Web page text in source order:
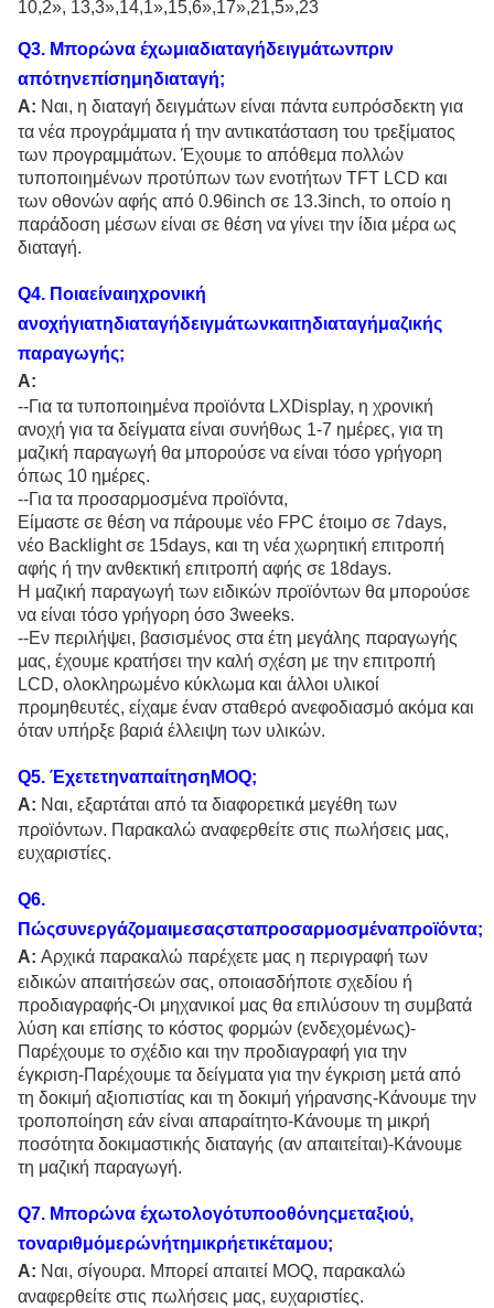
10,2», 13,3»,14,1»,15,6»,17»,21,5»,23
Q3. Μπορώνα έχωμιαδιαταγήδειγμάτωνπριν
απότηνεπίσημηδιαταγή;
Α: Ναι, η διαταγή δειγμάτων είναι πάντα ευπρόσδεκτη για
τα νέα προγράμματα ή την αντικατάσταση του τρεξίματος
των προγραμμάτων. Έχουμε το απόθεμα πολλών
τυποποιημένων προτύπων των ενοτήτων TFT LCD και
των οθονών αφής από 0.96inch σε 13.3inch, το οποίο η
παράδοση μέσων είναι σε θέση να γίνει την ίδια μέρα ως
διαταγή.
Q4. Ποιαείναιηχρονική
ανοχήγιατηδιαταγήδειγμάτωνκαιτηδιαταγήμαζικής
παραγωγής;
Α:
--Για τα τυποποιημένα προϊόντα LXDisplay, η χρονική
ανοχή για τα δείγματα είναι συνήθως 1-7 ημέρες, για τη
μαζική παραγωγή θα μπορούσε να είναι τόσο γρήγορη
όπως 10 ημέρες.
--Για τα προσαρμοσμένα προϊόντα,
Είμαστε σε θέση να πάρουμε νέο FPC έτοιμο σε 7days,
νέο Backlight σε 15days, και τη νέα χωρητική επιτροπή
αφής ή την ανθεκτική επιτροπή αφής σε 18days.
Η μαζική παραγωγή των ειδικών προϊόντων θα μπορούσε
να είναι τόσο γρήγορη όσο 3weeks.
--Εν περιλήψει, βασισμένος στα έτη μεγάλης παραγωγής
μας, έχουμε κρατήσει την καλή σχέση με την επιτροπή
LCD, ολοκληρωμένο κύκλωμα και άλλοι υλικοί
προμηθευτές, είχαμε έναν σταθερό ανεφοδιασμό ακόμα και
όταν υπήρξε βαριά έλλειψη των υλικών.
Q5. ΈχετετηναπαίτησηMOQ;
Α: Ναι, εξαρτάται από τα διαφορετικά μεγέθη των
προϊόντων. Παρακαλώ αναφερθείτε στις πωλήσεις μας,
ευχαριστίες.
Q6.
Πώςσυνεργάζομαιμεσαςσταπροσαρμοσμέναπροϊόντα;
Α: Αρχικά παρακαλώ παρέχετε μας η περιγραφή των
ειδικών απαιτήσεών σας, οποιασδήποτε σχεδίου ή
προδιαγραφής-Οι μηχανικοί μας θα επιλύσουν τη συμβατά
λύση και επίσης το κόστος φορμών (ενδεχομένως)-
Παρέχουμε το σχέδιο και την προδιαγραφή για την
έγκριση-Παρέχουμε τα δείγματα για την έγκριση μετά από
τη δοκιμή αξιοπιστίας και τη δοκιμή γήρανσης-Κάνουμε την
τροποποίηση εάν είναι απαραίτητο-Κάνουμε τη μικρή
ποσότητα δοκιμαστικής διαταγής (αν απαιτείται)-Κάνουμε
τη μαζική παραγωγή.
Q7. Μπορώνα έχωτολογότυποοθόνηςμεταξιού,
τοναριθμόμερώνήτημικρήετικέταμου;
Α: Ναι, σίγουρα. Μπορεί απαιτεί MOQ, παρακαλώ
αναφερθείτε στις πωλήσεις μας, ευχαριστίες.